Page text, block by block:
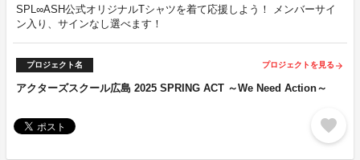
SPL∞ASH公式オリジナルTシャツを着て応援しよう！ メンバーサイ
ン入り、サインなし選べます！
プロジェクト名 プロジェクトを見る arrow_forward
アクターズスクール広島 2025 SPRING ACT ～We Need Action～
favorite